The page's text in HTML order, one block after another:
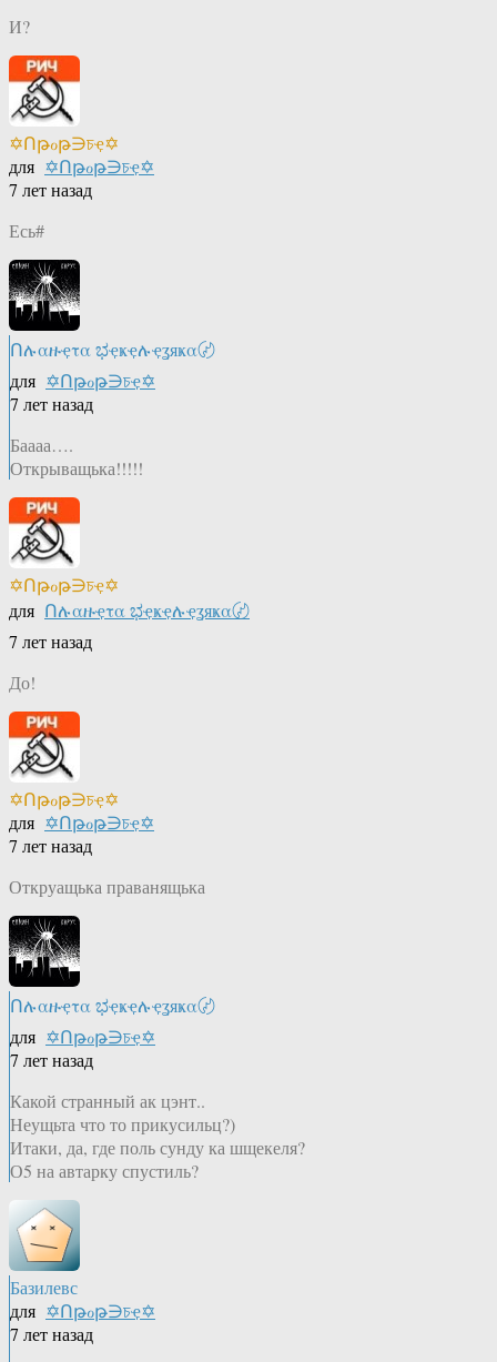
И?
✡Ոթℴթ∋চҿ✡
для ✡Ոթℴթ∋চҿ✡
7 лет назад
Есь#
Ոሉαዙҿτα ಭҿҝҿሉҿʓяҝα〄
для ✡Ոթℴթ∋চҿ✡
7 лет назад
Баааа….
Открыващька!!!!!
✡Ոթℴթ∋চҿ✡
для Ոሉαዙҿτα ಭҿҝҿሉҿʓяҝα〄
7 лет назад
До!
✡Ոթℴթ∋চҿ✡
для ✡Ոթℴթ∋চҿ✡
7 лет назад
Откруащька праванящька
Ոሉαዙҿτα ಭҿҝҿሉҿʓяҝα〄
для ✡Ոթℴթ∋চҿ✡
7 лет назад
Какой странный ак цэнт..
Неущьта что то прикусильц?)
Итаки, да, где поль сунду ка шщекеля?
О5 на автарку спустиль?
Базилевс
для ✡Ոթℴթ∋চҿ✡
7 лет назад